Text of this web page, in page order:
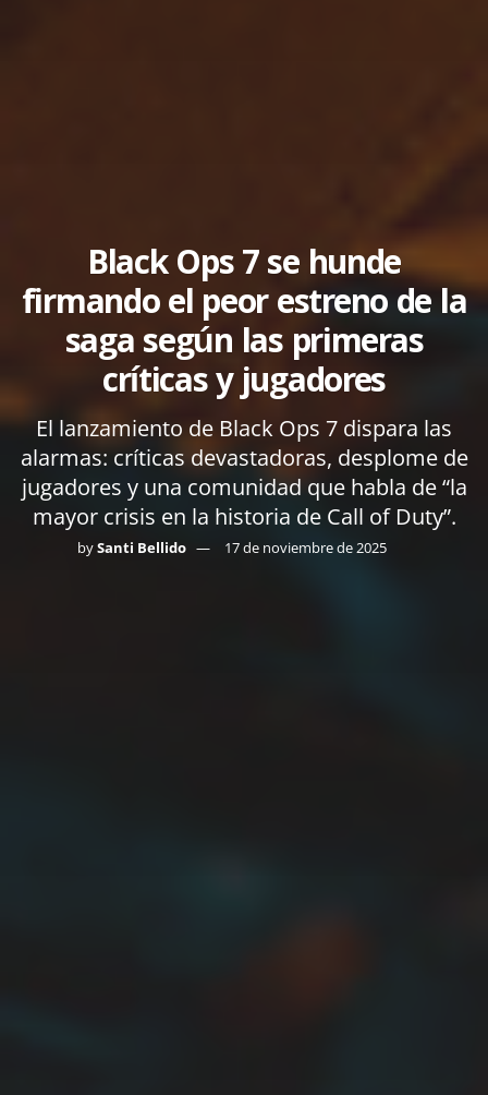
Black Ops 7 se hunde
firmando el peor estreno de la
saga según las primeras
críticas y jugadores
El lanzamiento de Black Ops 7 dispara las
alarmas: críticas devastadoras, desplome de
jugadores y una comunidad que habla de “la
mayor crisis en la historia de Call of Duty”.
bySanti Bellido 17 de noviembre de 2025